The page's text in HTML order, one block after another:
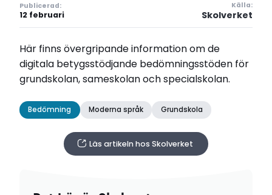
Publicerad:
12 februari
Källa:
Skolverket
Här finns övergripande information om de
digitala betygsstödjande bedömningsstöden för
grundskolan, sameskolan och specialskolan.
Bedömning Moderna språk Grundskola
Läs artikeln hos Skolverket